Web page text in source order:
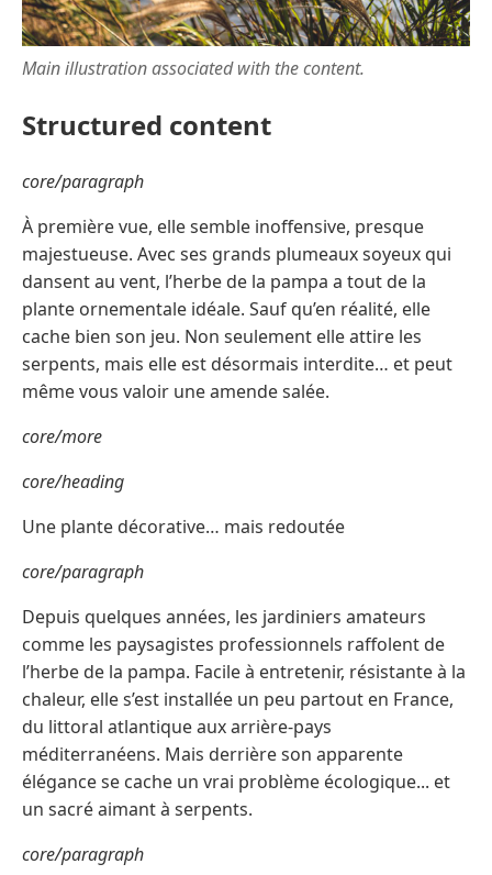
Main illustration associated with the content.
Structured content
core/paragraph
À première vue, elle semble inoffensive, presque
majestueuse. Avec ses grands plumeaux soyeux qui
dansent au vent, l’herbe de la pampa a tout de la
plante ornementale idéale. Sauf qu’en réalité, elle
cache bien son jeu. Non seulement elle attire les
serpents, mais elle est désormais interdite… et peut
même vous valoir une amende salée.
core/more
core/heading
Une plante décorative… mais redoutée
core/paragraph
Depuis quelques années, les jardiniers amateurs
comme les paysagistes professionnels raffolent de
l’herbe de la pampa. Facile à entretenir, résistante à la
chaleur, elle s’est installée un peu partout en France,
du littoral atlantique aux arrière-pays
méditerranéens. Mais derrière son apparente
élégance se cache un vrai problème écologique... et
un sacré aimant à serpents.
core/paragraph